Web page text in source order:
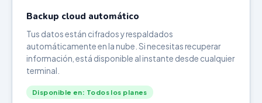
Backup cloud automático
Tus datos están cifrados y respaldados
automáticamente en la nube. Si necesitas recuperar
información, está disponible al instante desde cualquier
terminal.
Disponible en: Todos los planes